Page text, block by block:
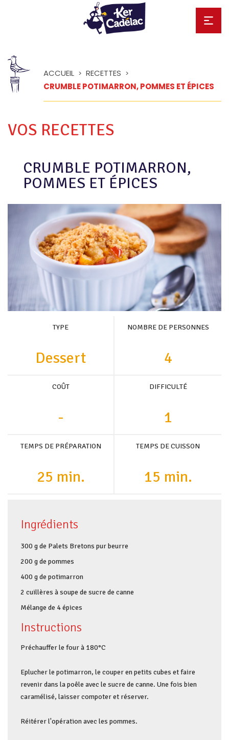
ACCUEIL > RECETTES >
CRUMBLE POTIMARRON, POMMES ET ÉPICES
VOS RECETTES
CRUMBLE POTIMARRON,
POMMES ET ÉPICES
TYPE
Dessert
NOMBRE DE PERSONNES
4
COÛT
-
DIFFICULTÉ
1
TEMPS DE PRÉPARATION
25 min.
TEMPS DE CUISSON
15 min.
Ingrédients
300 g de Palets Bretons pur beurre
200 g de pommes
400 g de potimarron
2 cuillères à soupe de sucre de canne
Mélange de 4 épices
Instructions
Préchauffer le four à 180°C
Eplucher le potimarron, le couper en petits cubes et faire
revenir dans la poêle avec le sucre de canne. Une fois bien
caramélisé, laisser compoter et réserver.
Réitérer l'opération avec les pommes.